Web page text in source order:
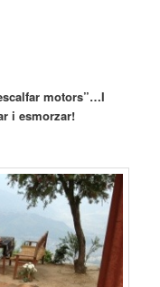
motors”…I
i esmorzar!